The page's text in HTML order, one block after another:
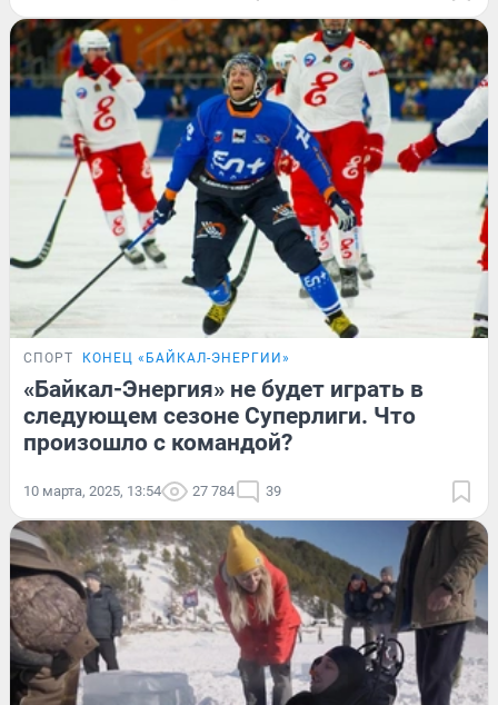
СПОРТ КОНЕЦ «БАЙКАЛ-ЭНЕРГИИ»
«Байкал-Энергия» не будет играть в
следующем сезоне Суперлиги. Что
произошло с командой?
10 марта, 2025, 13:54 27 784 39